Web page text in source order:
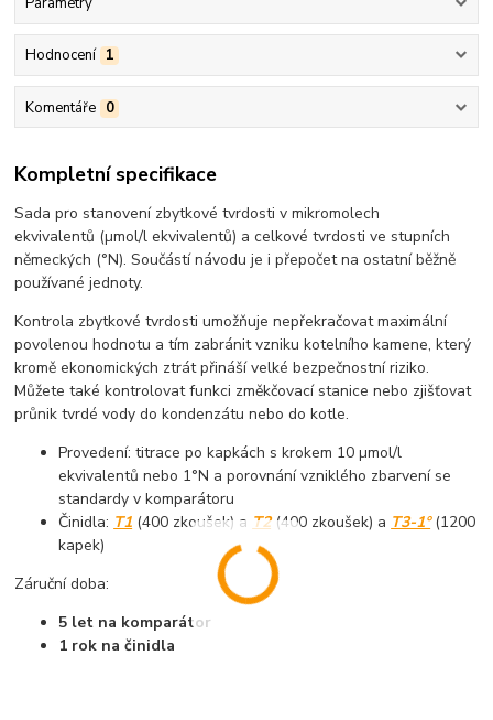
Hodnocení 1
Komentáře 0
Kompletní specifikace
Sada pro stanovení zbytkové tvrdosti v mikromolech
ekvivalentů (µmol/l ekvivalentů) a celkové tvrdosti ve stupních
německých (°N). Součástí návodu je i přepočet na ostatní běžně
používané jednoty.
Kontrola zbytkové tvrdosti umožňuje nepřekračovat maximální
povolenou hodnotu a tím zabránit vzniku kotelního kamene, který
kromě ekonomických ztrát přináší velké bezpečnostní riziko.
Můžete také kontrolovat funkci změkčovací stanice nebo zjišťovat
průnik tvrdé vody do kondenzátu nebo do kotle.
Provedení: titrace po kapkách s krokem 10 µmol/l
ekvivalentů nebo 1°N a porovnání vzniklého zbarvení se
standardy v komparátoru
Činidla: T1 (400 zkoušek) a T2(400 zkoušek) a T3-1°(1200
kapek)
Záruční doba:
5 let na komparátor
1 rok na činidla